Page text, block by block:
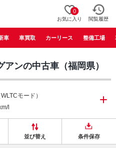
0
お気に入り 閲覧履歴
車 車買取 カーリース 整備工場
ンの中古車（福岡県）
WLTCモード）
km/l
並び替え 条件保存